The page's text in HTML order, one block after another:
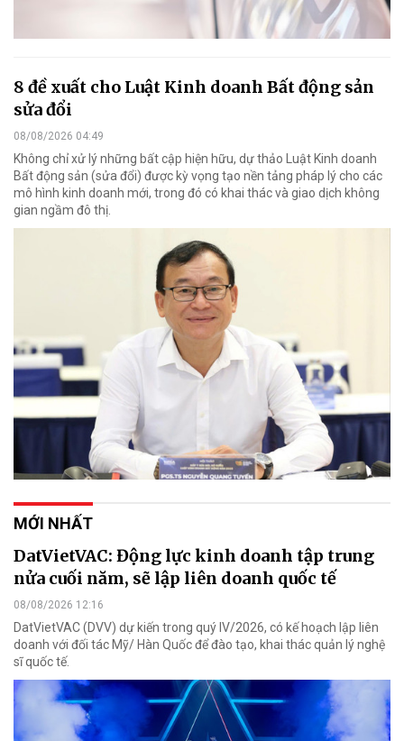
8 đề xuất cho Luật Kinh doanh Bất động sản
sửa đổi
08/08/2026 04:49
Không chỉ xử lý những bất cập hiện hữu, dự thảo Luật Kinh doanh
Bất động sản (sửa đổi) được kỳ vọng tạo nền tảng pháp lý cho các
mô hình kinh doanh mới, trong đó có khai thác và giao dịch không
gian ngầm đô thị.
MỚI NHẤT
DatVietVAC: Động lực kinh doanh tập trung
nửa cuối năm, sẽ lập liên doanh quốc tế
08/08/2026 12:16
DatVietVAC (DVV) dự kiến trong quý IV/2026, có kế hoạch lập liên
doanh với đối tác Mỹ/ Hàn Quốc để đào tạo, khai thác quản lý nghệ
sĩ quốc tế.